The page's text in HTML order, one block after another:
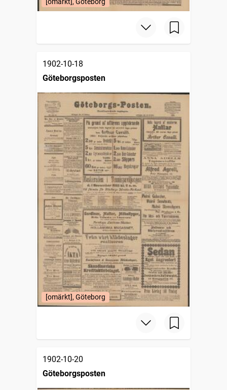
1902-10-18
Göteborgsposten
[omärkt], Göteborg
1902-10-20
Göteborgsposten